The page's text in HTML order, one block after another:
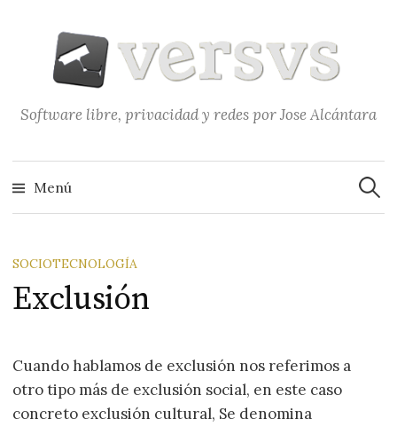
contenido
Software libre, privacidad y redes por Jose Alcántara
Menú
SOCIOTECNOLOGÍA
Exclusión
Cuando hablamos de exclusión nos referimos a
otro tipo más de exclusión social, en este caso
concreto exclusión cultural, Se denomina